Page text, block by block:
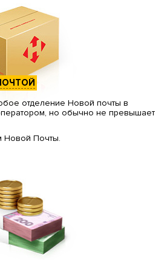
отделение Новой почты в
но обычно не превышает
Новой Почты.